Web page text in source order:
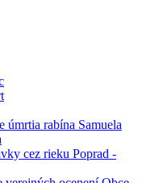
úmrtia rabína Samuela
cez rieku Poprad -